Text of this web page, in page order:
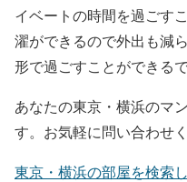
イベートの時間を過ごす
濯ができるので外出も減
形で過ごすことができるで
あなたの東京・横浜のマ
す。お気軽に問い合わせく
東京・横浜の部屋を検索